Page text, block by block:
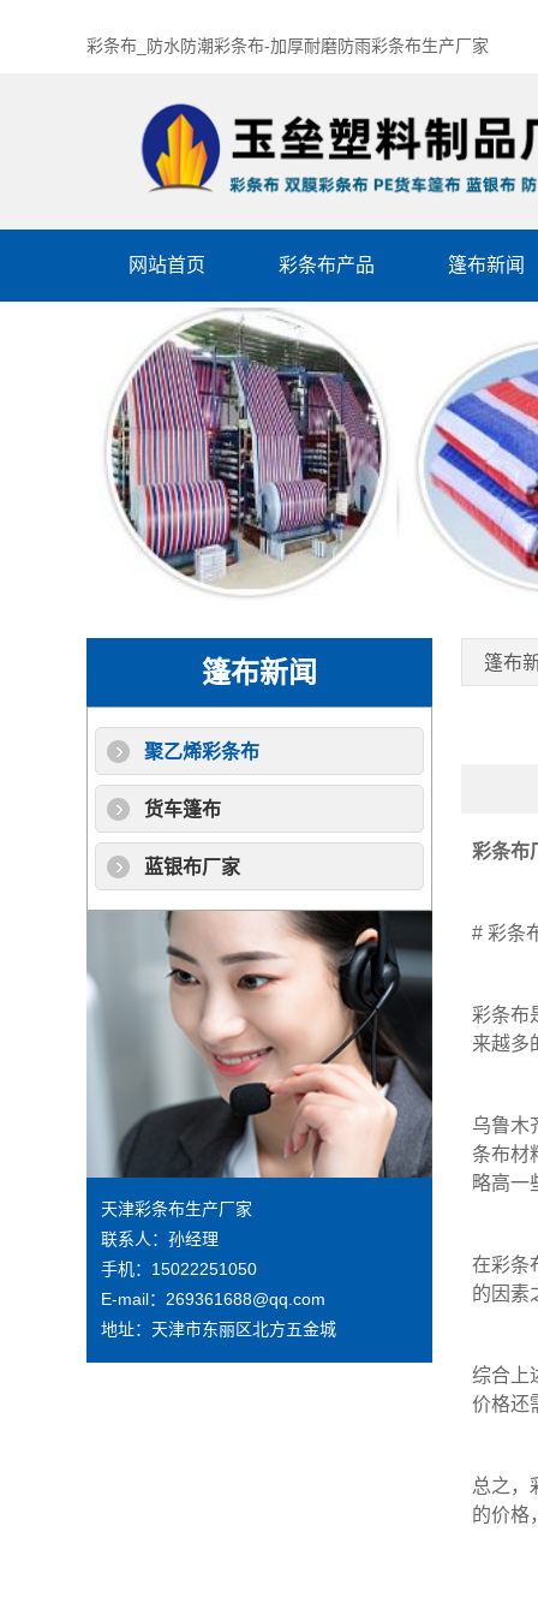
彩条布_防水防潮彩条布-加厚耐磨防雨彩条布生产厂家
网站首页 彩条布产品 篷布新闻
篷布新闻
聚乙烯彩条布
货车篷布
蓝银布厂家
天津彩条布生产厂家
联系人：孙经理
手机：15022251050
E-mail：269361688@qq.com
地址：天津市东丽区北方五金城
篷布
彩条布
# 彩条
彩条布
来越多
乌鲁木
条布材
略高一
在彩条
的因素
综合上
价格还
总之，
的价格